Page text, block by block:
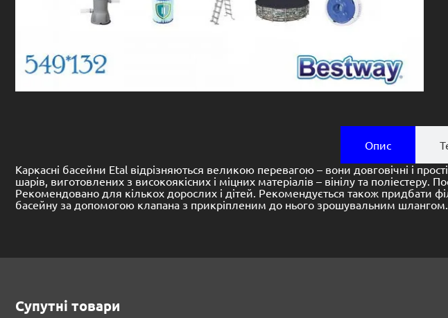
Опис
Каркасні басейни Etal відрізняються великою перевагою – вони довговічні і
шарів, виготовлених з високоякісних і міцних матеріалів – вінілу та поліестеру.
Рекомендовано для кількох дорослих і дітей. Рекомендується також
басейну за допомогою клапана з прикріпленим до нього зрошувальним шлангом.
Супутні товари